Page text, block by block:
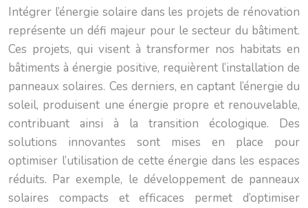
Intégrer l’énergie solaire dans les projets de rénovation
représente un défi majeur pour le secteur du bâtiment.
Ces projets, qui visent à transformer nos habitats en
bâtiments à énergie positive, requièrent l’installation de
panneaux solaires. Ces derniers, en captant l’énergie du
soleil, produisent une énergie propre et renouvelable,
contribuant ainsi à la transition écologique. Des
solutions innovantes sont mises en place pour
optimiser l’utilisation de cette énergie dans les espaces
réduits. Par exemple, le développement de panneaux
solaires compacts et efficaces permet d’optimiser